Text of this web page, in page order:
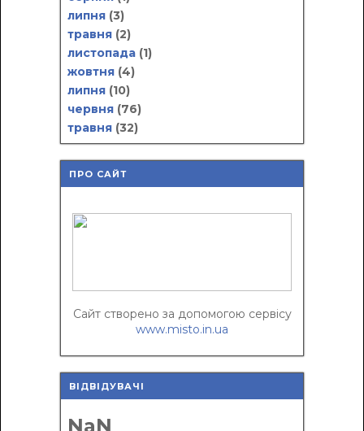
липня (3)
травня (2)
листопада (1)
жовтня (4)
липня (10)
червня (76)
травня (32)
ПРО САЙТ
Сайт створено за допомогою сервісу
www.misto.in.ua
ВІДВІДУВАЧІ
NaN